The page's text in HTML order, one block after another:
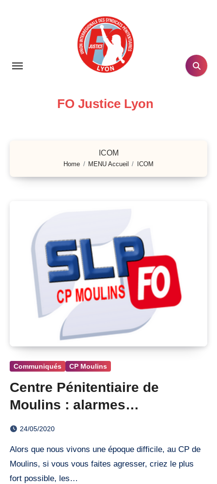
FO Justice Lyon
ICOM
Home MENU Accueil ICOM
Communiqués CP Moulins
Centre Pénitentiaire de
Moulins : alarmes
défectueuses
24/05/2020
Alors que nous vivons une époque difficile, au CP de
Moulins, si vous vous faites agresser, criez le plus
fort possible, les…